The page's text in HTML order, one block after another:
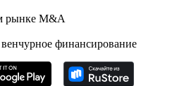
по фондовому рынку для
рынке M&A